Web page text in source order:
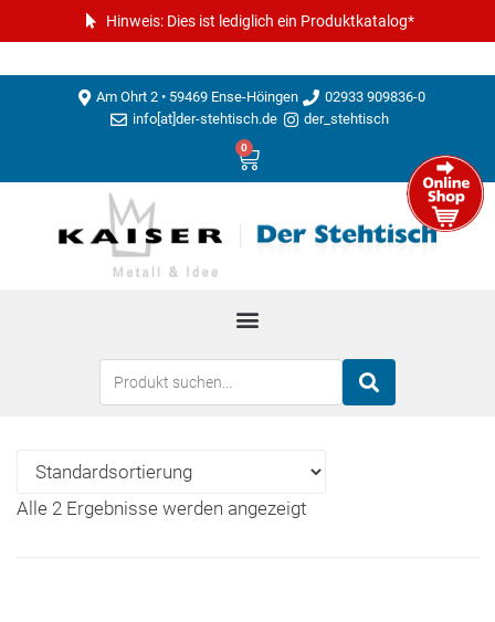
Hinweis: Dies ist lediglich ein Produktkatalog*
Am Ohrt 2 • 59469 Ense-Höingen
02933 909836-0
info[at]der-stehtisch.de
der_stehtisch
0
Alle 2 Ergebnisse werden angezeigt